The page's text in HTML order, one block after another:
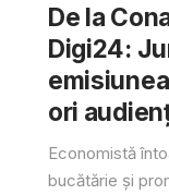
De la
Digi24:
ori
Economistă
bucătărie și